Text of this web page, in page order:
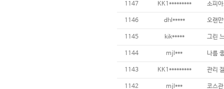
1147 KK1*********
1146 dhl***** 오랜
1145 kik*****
1144 mjl*** 나름
1143 KK1*********
1142 mjl*** 코스